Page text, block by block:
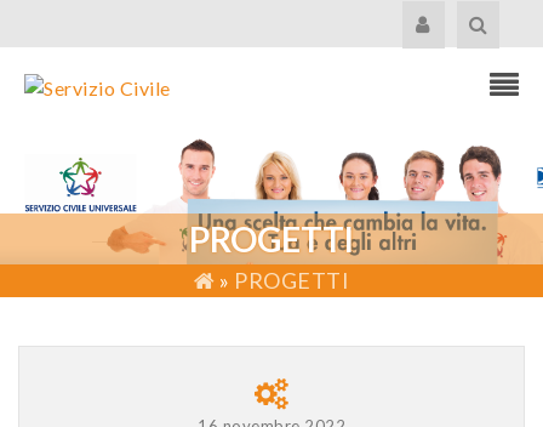
PROGETTI
» PROGETTI